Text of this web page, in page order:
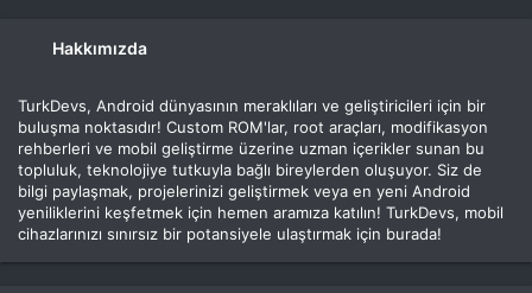
Hakkımızda
TurkDevs, Android dünyasının meraklıları ve geliştiricileri için bir
buluşma noktasıdır! Custom ROM'lar, root araçları, modifikasyon
rehberleri ve mobil geliştirme üzerine uzman içerikler sunan bu
topluluk, teknolojiye tutkuyla bağlı bireylerden oluşuyor. Siz de
bilgi paylaşmak, projelerinizi geliştirmek veya en yeni Android
yeniliklerini keşfetmek için hemen aramıza katılın! TurkDevs, mobil
cihazlarınızı sınırsız bir potansiyele ulaştırmak için burada!